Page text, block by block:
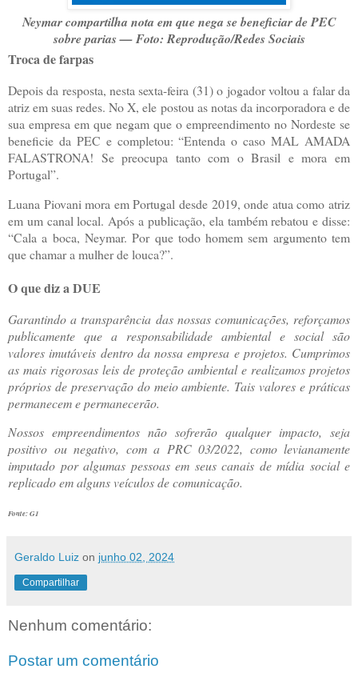
Neymar compartilha nota em que nega se beneficiar de PEC
sobre parias — Foto: Reprodução/Redes Sociais
Troca de farpas
Depois da resposta, nesta sexta-feira (31) o jogador voltou a falar da
atriz em suas redes. No X, ele postou as notas da incorporadora e de
sua empresa em que negam que o empreendimento no Nordeste se
beneficie da PEC e completou: “Entenda o caso MAL AMADA
FALASTRONA! Se preocupa tanto com o Brasil e mora em
Portugal”.
Luana Piovani mora em Portugal desde 2019, onde atua como atriz
em um canal local. Após a publicação, ela também rebatou e disse:
“Cala a boca, Neymar. Por que todo homem sem argumento tem
que chamar a mulher de louca?”.
O que diz a DUE
Garantindo a transparência das nossas comunicações, reforçamos
publicamente que a responsabilidade ambiental e social são
valores imutáveis dentro da nossa empresa e projetos. Cumprimos
as mais rigorosas leis de proteção ambiental e realizamos projetos
próprios de preservação do meio ambiente. Tais valores e práticas
permanecem e permanecerão.
Nossos empreendimentos não sofrerão qualquer impacto, seja
positivo ou negativo, com a PRC 03/2022, como levianamente
imputado por algumas pessoas em seus canais de mídia social e
replicado em alguns veículos de comunicação.
Fonte: G1
Geraldo Luiz on junho 02, 2024
Compartilhar
Nenhum comentário:
Postar um comentário